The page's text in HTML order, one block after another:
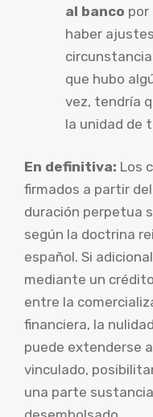
al banco por
haber
que hubo
vez, tendría
la unidad de
En definitiva: Los
firmados a partir
duración perpetua
según la doctrina
español. Si
mediante un
entre la
financiera, la
puede extenderse
vinculado,
una parte